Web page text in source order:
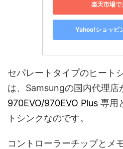
楽天市場で
Yahoo!ショッピ
セパレートタイプのヒート
は、Samsungの国内代理店
970EVO/970EVO Plus 専用
トシンクなのです。
コントローラーチップとメ